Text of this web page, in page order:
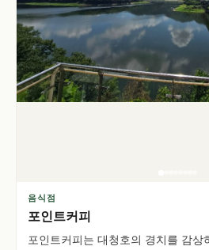
음식점
포인트커피
포인트커피는 대청호의 경치를 감상